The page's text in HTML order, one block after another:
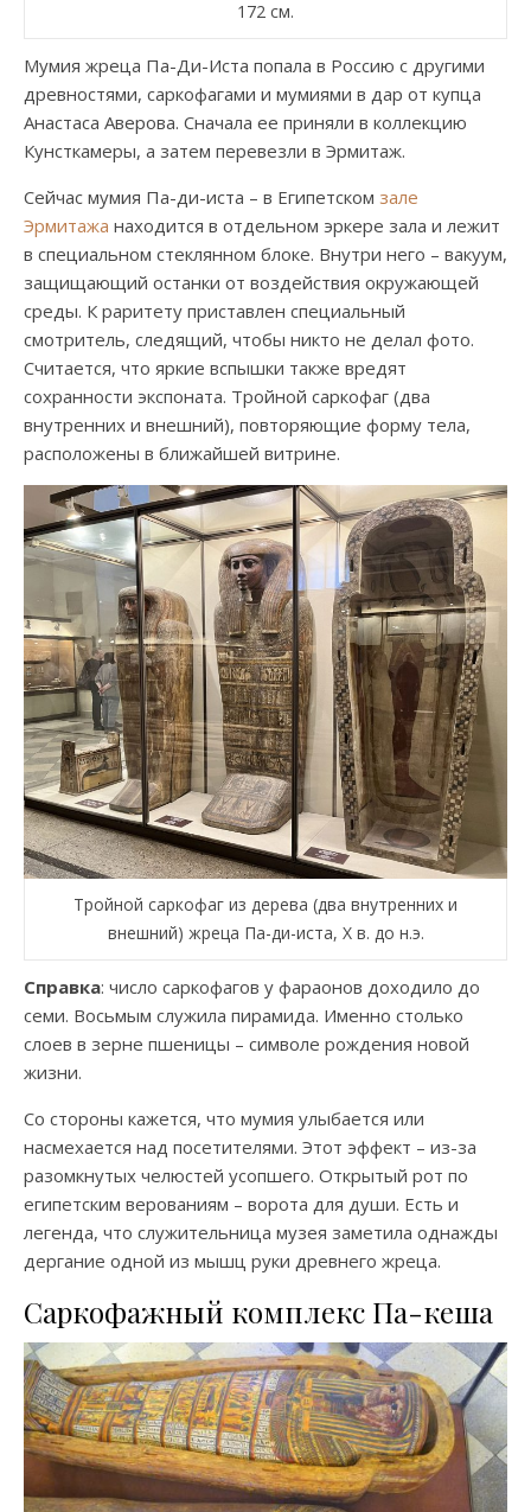
172 см.
Мумия жреца Па-Ди-Иста попала в Россию с другими
древностями, саркофагами и мумиями в дар от купца
Анастаса Аверова. Сначала ее приняли в коллекцию
Кунсткамеры, а затем перевезли в Эрмитаж.
Сейчас мумия Па-ди-иста – в Египетском зале
Эрмитажа находится в отдельном эркере зала и лежит
в специальном стеклянном блоке. Внутри него – вакуум,
защищающий останки от воздействия окружающей
среды. К раритету приставлен специальный
смотритель, следящий, чтобы никто не делал фото.
Считается, что яркие вспышки также вредят
сохранности экспоната. Тройной саркофаг (два
внутренних и внешний), повторяющие форму тела,
расположены в ближайшей витрине.
Тройной саркофаг из дерева (два внутренних и
внешний) жреца Па-ди-иста, Х в. до н.э.
Справка: число саркофагов у фараонов доходило до
семи. Восьмым служила пирамида. Именно столько
слоев в зерне пшеницы – символе рождения новой
жизни.
Со стороны кажется, что мумия улыбается или
насмехается над посетителями. Этот эффект – из-за
разомкнутых челюстей усопшего. Открытый рот по
египетским верованиям – ворота для души. Есть и
легенда, что служительница музея заметила однажды
дергание одной из мышц руки древнего жреца.
Саркофажный комплекс Па-кеша